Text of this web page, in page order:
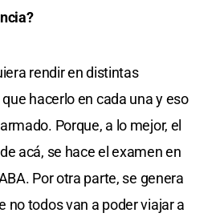
rendir en distintas
hacerlo en cada una y eso
Porque, a lo mejor, el
acá, se hace el examen en
Por otra parte, se genera
no todos van a poder viajar a